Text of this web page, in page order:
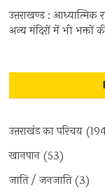
उत्तराखण्ड :
अन्य मंदिरों में भी भक्तों
उत्तराखंड का परिचय
खानपान (53)
जाति / जनजाति(3)